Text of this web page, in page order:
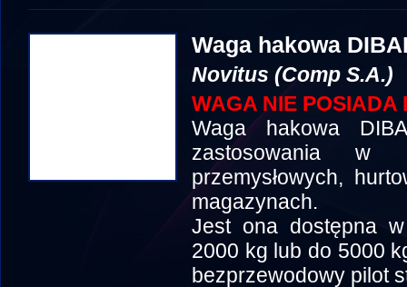
Waga hakowa
Novitus (Comp S.A.)
WAGA NIE POSIADA
Waga hakowa
zastosowania w
przemysłowych,
magazynach.
Jest ona dostępna
2000 kg lub do 5000
bezprzewodowy pilot